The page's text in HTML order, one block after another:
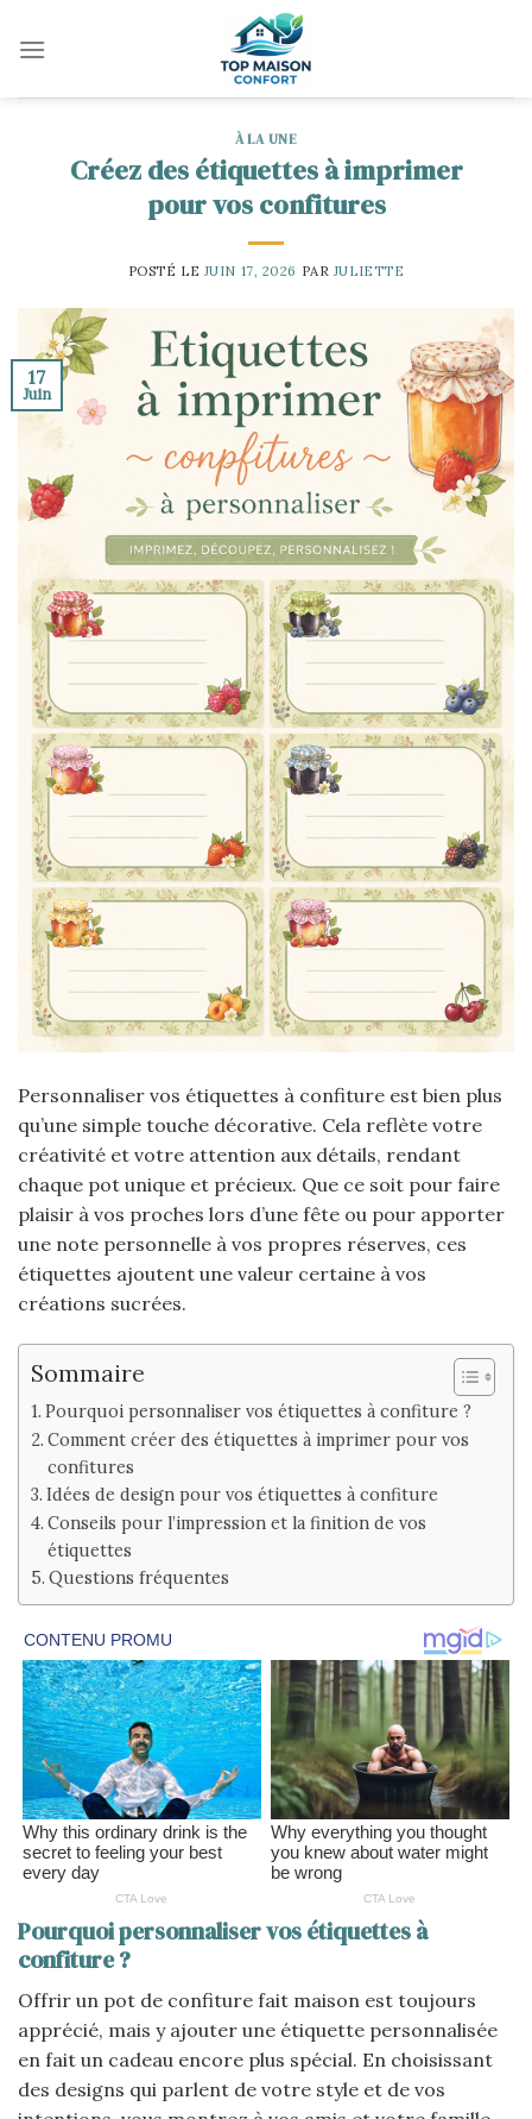
À LA UNE
Créez des étiquettes à imprimer
pour vos confitures
POSTÉ LE JUIN 17, 2026 PAR JULIETTE
17
Juin
Personnaliser vos étiquettes à confiture est bien plus
qu’une simple touche décorative. Cela reflète votre
créativité et votre attention aux détails, rendant
chaque pot unique et précieux. Que ce soit pour faire
plaisir à vos proches lors d’une fête ou pour apporter
une note personnelle à vos propres réserves, ces
étiquettes ajoutent une valeur certaine à vos
créations sucrées.
Sommaire
Pourquoi personnaliser vos étiquettes à confiture ?
Comment créer des étiquettes à imprimer pour vos
confitures
Idées de design pour vos étiquettes à confiture
Conseils pour l’impression et la finition de vos
étiquettes
Questions fréquentes
Pourquoi personnaliser vos étiquettes à
confiture ?
Offrir un pot de confiture fait maison est toujours
apprécié, mais y ajouter une étiquette personnalisée
en fait un cadeau encore plus spécial. En choisissant
des designs qui parlent de votre style et de vos